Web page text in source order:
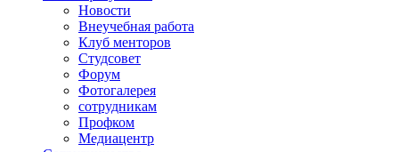
Новости
Внеучебная работа
Клуб менторов
Студсовет
Форум
Фотогалерея
сотрудникам
Профком
Медиацентр